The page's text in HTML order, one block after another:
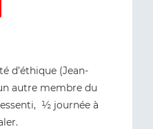
d’éthique (Jean-
autre membre du
½ journée à